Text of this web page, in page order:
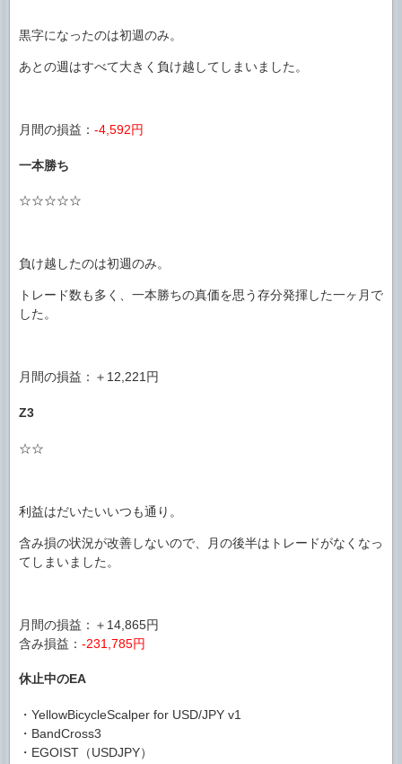
黒字になったのは初週のみ。
あとの週はすべて大きく負け越してしまいました。
月間の損益： -4,592円
一本勝ち
☆☆☆☆☆
負け越したのは初週のみ。
トレード数も多く、一本勝ちの真価を思う存分発揮した一ヶ月で
した。
月間の損益：＋12,221円
Z3
☆☆
利益はだいたいいつも通り。
含み損の状況が改善しないので、月の後半はトレードがなくなっ
てしまいました。
月間の損益：＋14,865円
含み損益： -231,785円
休止中のEA
・YellowBicycleScalper for USD/JPY v1
・BandCross3
・EGOIST（USDJPY）